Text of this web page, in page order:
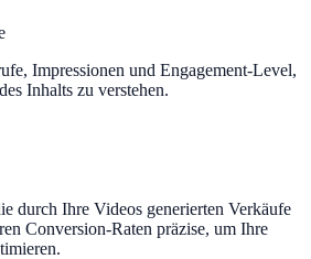
Impressionen und Engagement-Level,
Inhalts zu verstehen.
durch Ihre Videos generierten Verkäufe
Conversion-Raten präzise, um Ihre